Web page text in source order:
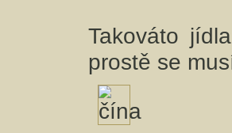
Takováto
prostě se